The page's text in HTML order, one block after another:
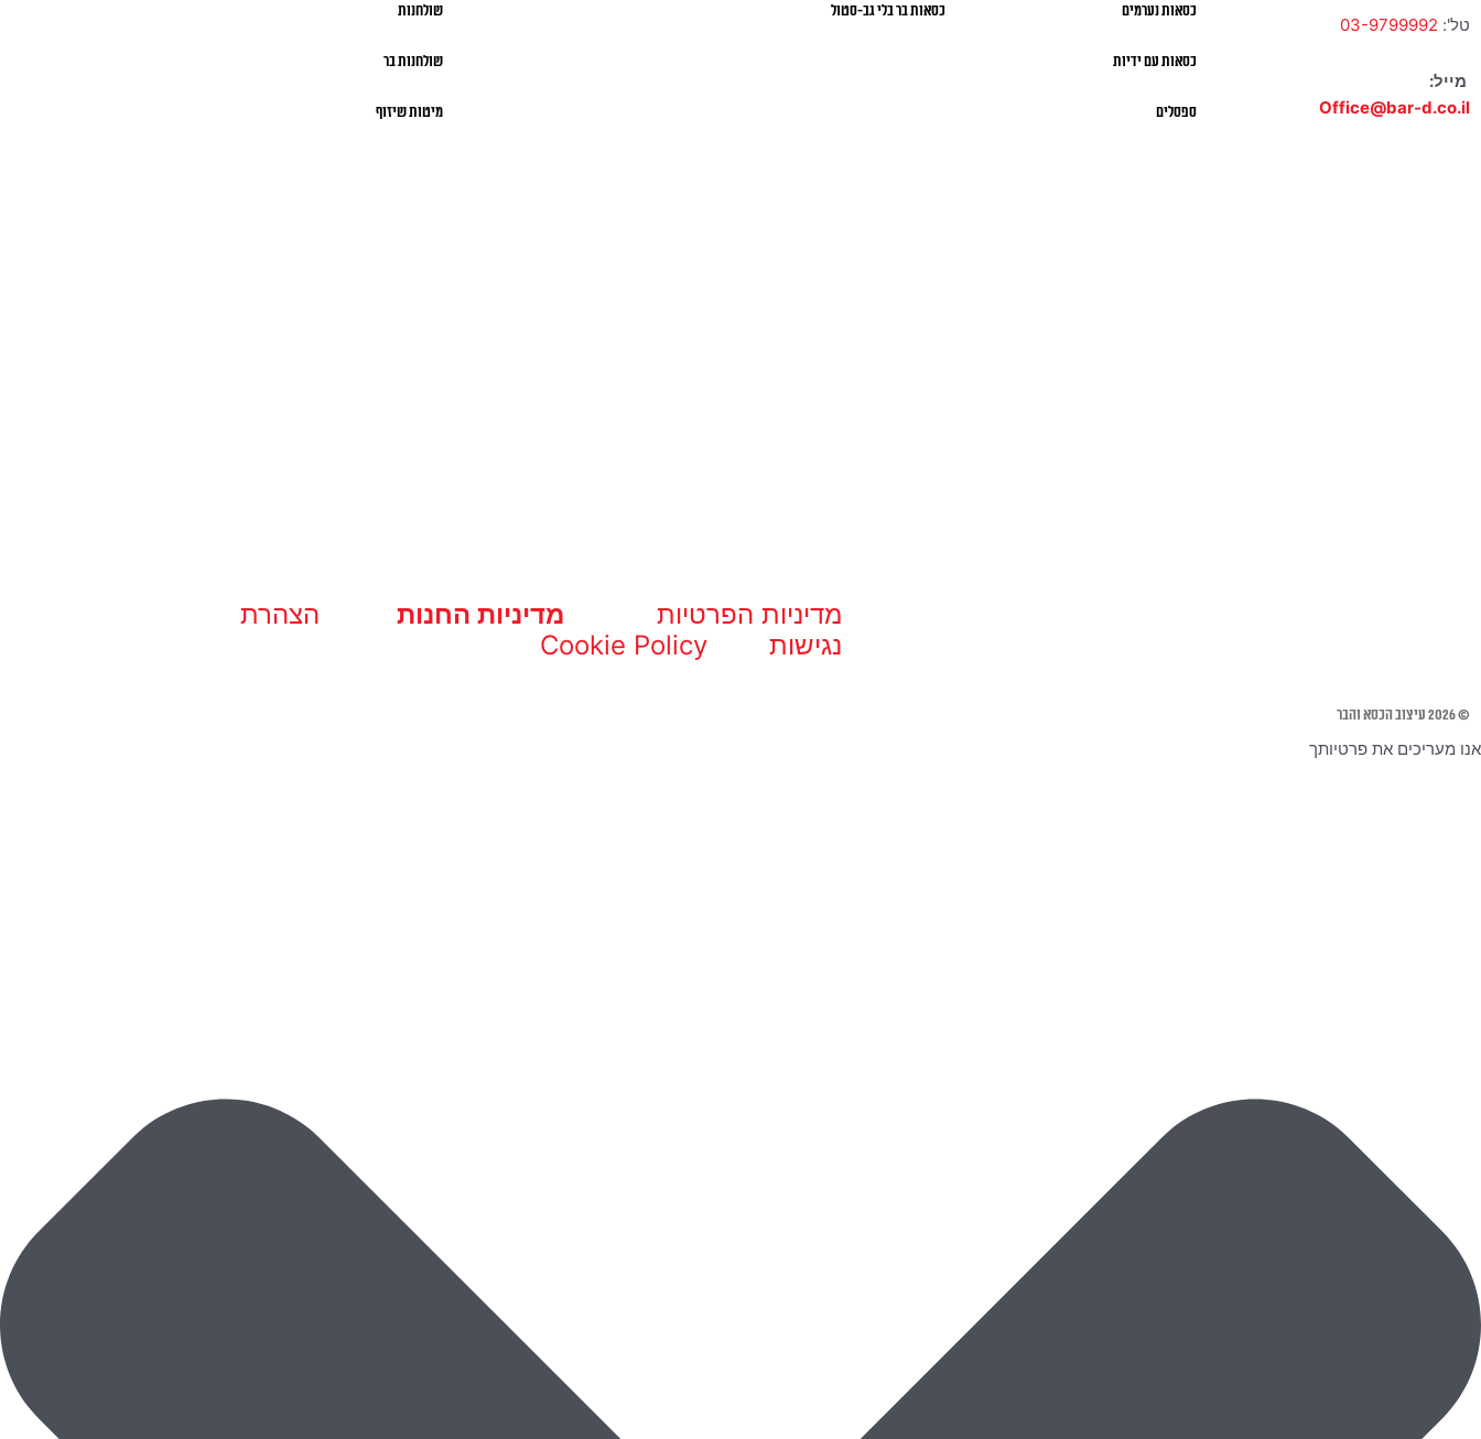
טל': 03-9799992
מייל:
Office@bar-d.co.il
כסאות נערמים
כסאות עם ידיות
ספסלים
כסאות בר בלי גב-סטול שולחנות
שולחנות בר
מיטות שיזוף
מדיניות הפרטיות מדיניות החנות
הצהרת
נגישות
Cookie Policy
© 2026 עיצוב הכסא והבר
אנו מעריכים את פרטיותך